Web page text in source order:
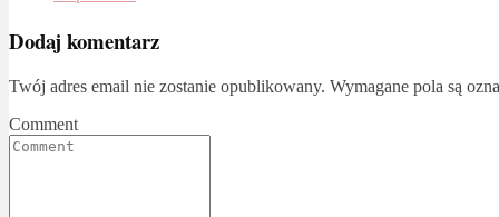
Dodaj komentarz
Twój adres email nie zostanie opublikowany. Wymagane pola są
Comment